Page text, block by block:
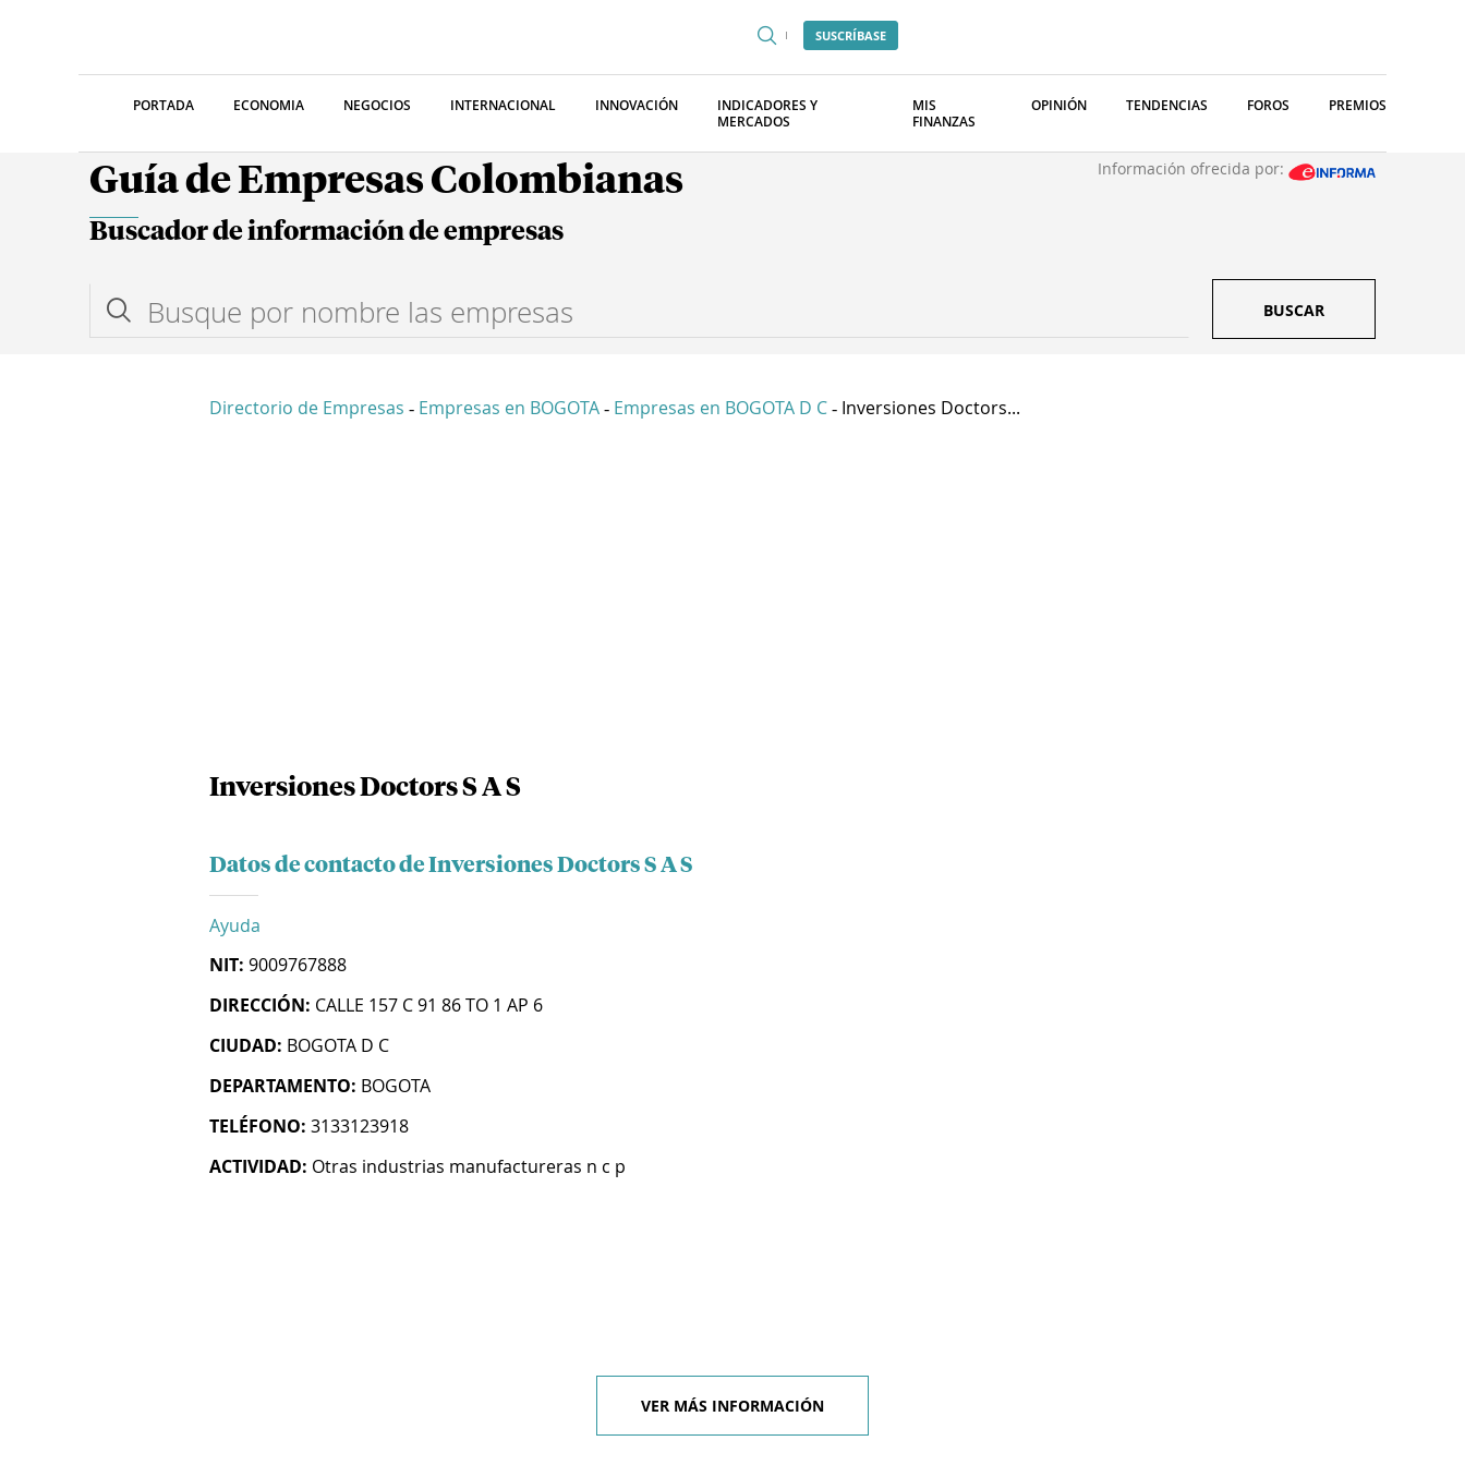
SUSCRÍBASE
PORTADA ECONOMIA NEGOCIOS INTERNACIONAL INNOVACIÓN
INDICADORES Y
MERCADOS
MIS
FINANZAS
OPINIÓN TENDENCIAS FOROS PREMIOS
Guía de Empresas Colombianas Información ofrecida por:
Buscador de información de empresas
BUSCAR
Directorio de Empresas - Empresas en BOGOTA - Empresas en BOGOTA D C - Inversiones Doctors...
Inversiones Doctors S A S
Datos de contacto de Inversiones Doctors S A S
Ayuda
NIT: 9009767888
DIRECCIÓN: CALLE 157 C 91 86 TO 1 AP 6
CIUDAD: BOGOTA D C
DEPARTAMENTO: BOGOTA
TELÉFONO: 3133123918
ACTIVIDAD: Otras industrias manufactureras n c p
VER MÁS INFORMACIÓN